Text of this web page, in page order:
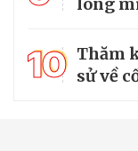
10 Thăm
sử về